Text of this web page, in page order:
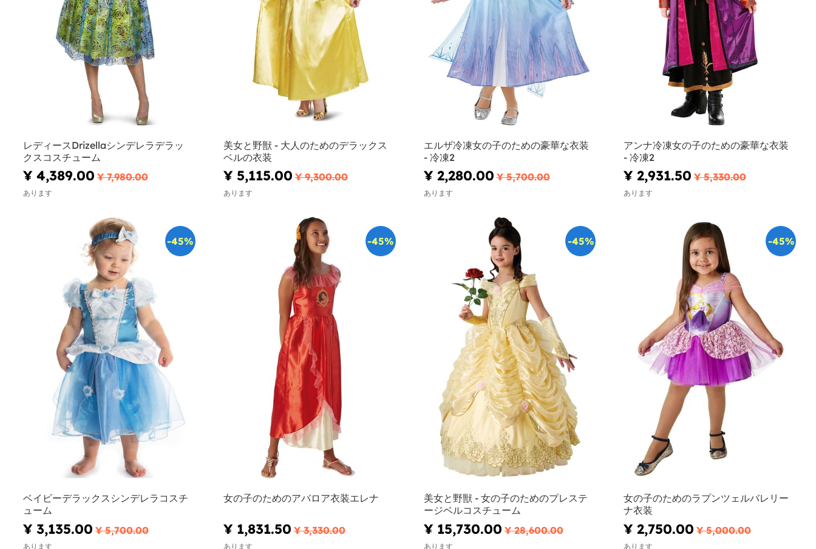
レディースDrizellaシンデレラデラッ
クスコスチューム
¥ 4,389.00 ¥ 7,980.00
あります
美女と野獣 - 大人のためのデラックス
ベルの衣装
¥ 5,115.00 ¥ 9,300.00
あります
エルザ冷凍女の子のための豪華な衣装
- 冷凍2
¥ 2,280.00 ¥ 5,700.00
あります
アンナ冷凍女の子のための豪華な衣装
- 冷凍2
¥ 2,931.50 ¥ 5,330.00
あります
-45%
ベイビーデラックスシンデレラコスチ
ューム
¥ 3,135.00 ¥ 5,700.00
あります
-45%
女の子のためのアバロア衣装エレナ
¥ 1,831.50 ¥ 3,330.00
あります
-45%
美女と野獣 - 女の子のためのプレステ
ージベルコスチューム
¥ 15,730.00 ¥ 28,600.00
あります
-45%
女の子のためのラプンツェルバレリー
ナ衣装
¥ 2,750.00 ¥ 5,000.00
あります